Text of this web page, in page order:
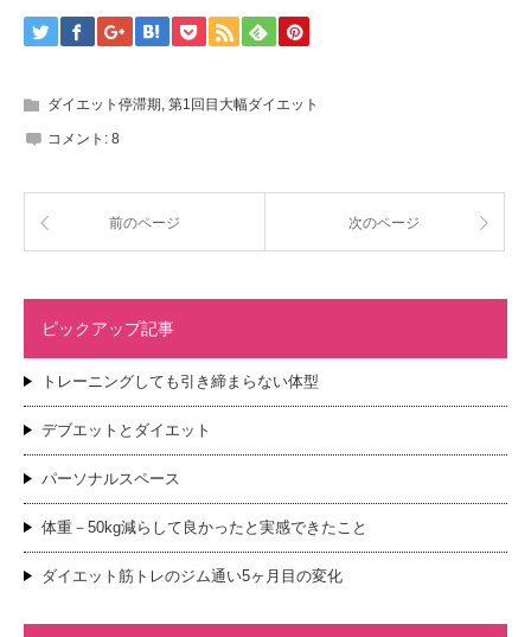
ダイエット停滞期, 第1回目大幅ダイエット
コメント: 8
前のページ 次のページ
ピックアップ記事
トレーニングしても引き締まらない体型
デブエットとダイエット
パーソナルスペース
体重－50kg減らして良かったと実感できたこと
ダイエット筋トレのジム通い5ヶ月目の変化